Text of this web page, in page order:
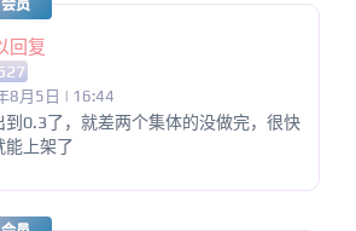
会员
回复
8月5日 | 16:44
到0.3了，就差两个集体的没做完，很快
能上架了